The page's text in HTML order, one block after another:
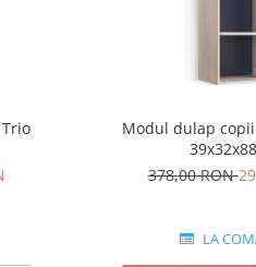
Modul dulap
378,00 RON
LA